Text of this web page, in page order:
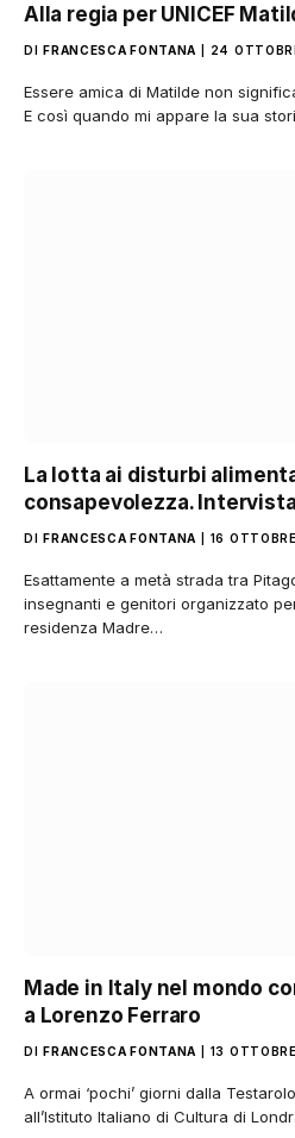
Alla regia per UNICEF
DI FRANCESCA FONTANA 24
Essere amica di Matilde non
E così quando mi appare la sua
La lotta ai disturbi
consapevolezza. Intervista
DI FRANCESCA FONTANA 16
Esattamente a metà strada tra
insegnanti e genitori organizzato
residenza Madre…
Made in Italy nel mondo
a Lorenzo Ferraro
DI FRANCESCA FONTANA 13
A ormai ‘pochi’ giorni dalla
all’Istituto Italiano di Cultura di